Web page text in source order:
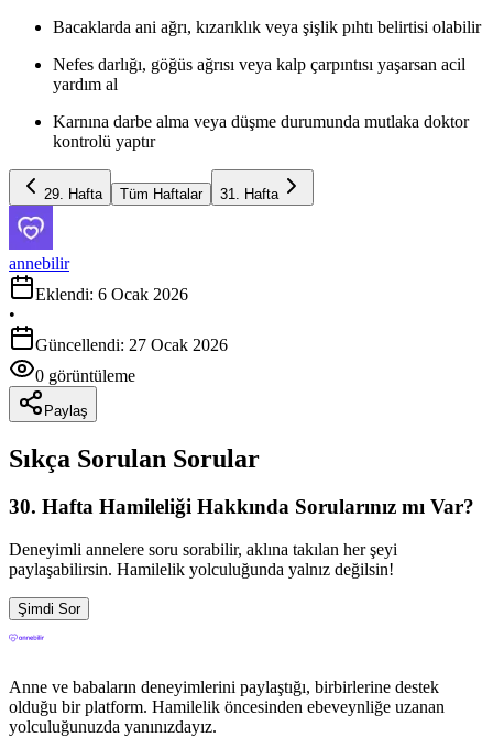
Bacaklarda ani ağrı, kızarıklık veya şişlik pıhtı belirtisi olabilir
Nefes darlığı, göğüs ağrısı veya kalp çarpıntısı yaşarsan acil
yardım al
Karnına darbe alma veya düşme durumunda mutlaka doktor
kontrolü yaptır
29 . Hafta Tüm Haftalar 31 . Hafta
annebilir
Eklendi: 6 Ocak 2026
•
Güncellendi: 27 Ocak 2026
0 görüntüleme
Paylaş
Sıkça Sorulan Sorular
30. Hafta Hamileliği Hakkında Sorularınız mı Var?
Deneyimli annelere soru sorabilir, aklına takılan her şeyi
paylaşabilirsin. Hamilelik yolculuğunda yalnız değilsin!
Şimdi Sor
Anne ve babaların deneyimlerini paylaştığı, birbirlerine destek
olduğu bir platform. Hamilelik öncesinden ebeveynliğe uzanan
yolculuğunuzda yanınızdayız.